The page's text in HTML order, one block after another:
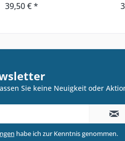
39,50 € *
Sie keine Neuigkeit oder
habe ich zur Kenntnis genommen.